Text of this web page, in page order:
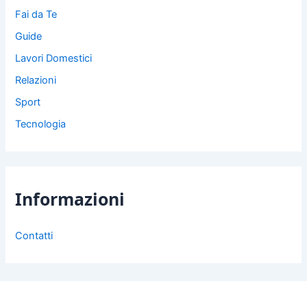
Fai da Te
Guide
Lavori Domestici
Relazioni
Sport
Tecnologia
Informazioni
Contatti